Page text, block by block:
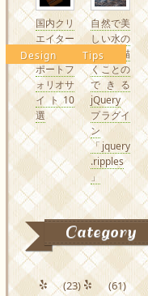
Design
国内クリ
エイター
の素敵な
ポートフ
ォリオサ
イト10
選
Tips
自然で美
しい水の
波紋を描
くことの
できる
jQuery
プラグイ
ン
「jquery
.ripples
」
Category
(23) (61)